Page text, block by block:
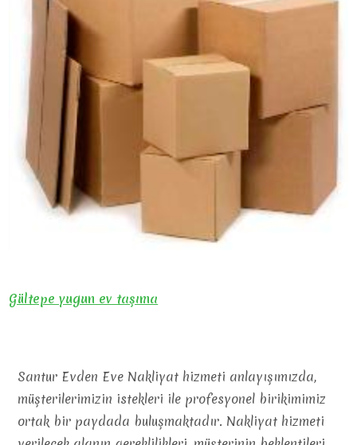
Gültepe yugun ev taşıma
Santur Evden Eve Nakliyat hizmeti anlayışımızda,
müşterilerimizin istekleri ile profesyonel birikimimiz
ortak bir paydada buluşmaktadır. Nakliyat hizmeti